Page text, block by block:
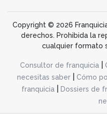
Copyright © 2026
derechos. Prohibida la
cualquier formato
Consultor de franquicia
necesitas saber
Cómo
franquicia| Dossiers de